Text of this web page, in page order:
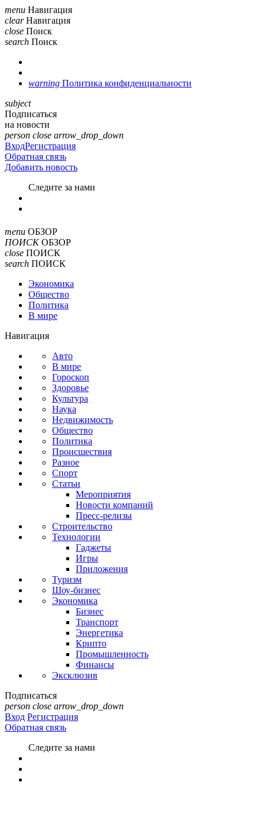
menu Навигация
clear Навигация
close Поиск
search Поиск
warning Политика конфиденциальности
subject
Подписаться
на новости
person close arrow_drop_down
ВходРегистрация
Обратная связь
Добавить новость
Cледите за нами
menu ОБЗОР
ПОИСК ОБЗОР
close ПОИСК
search ПОИСК
Экономика
Общество
Политика
В мире
Навигация
Авто
В мире
Гороскоп
Здоровье
Культура
Наука
Недвижимость
Общество
Политика
Происшествия
Разное
Спорт
Статьи
Мероприятия
Новости компаний
Пресс-релизы
Строительство
Технологии
Гаджеты
Игры
Приложения
Туризм
Шоу-бизнес
Экономика
Бизнес
Транспорт
Энергетика
Крипто
Промышленность
Финансы
Эксклюзив
Подписаться
person close arrow_drop_down
Вход Регистрация
Обратная связь
Следите за нами